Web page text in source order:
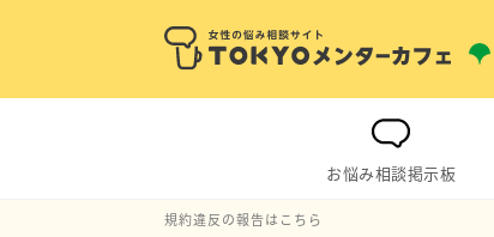
お悩み相談掲示板
規約違反の報告はこちら